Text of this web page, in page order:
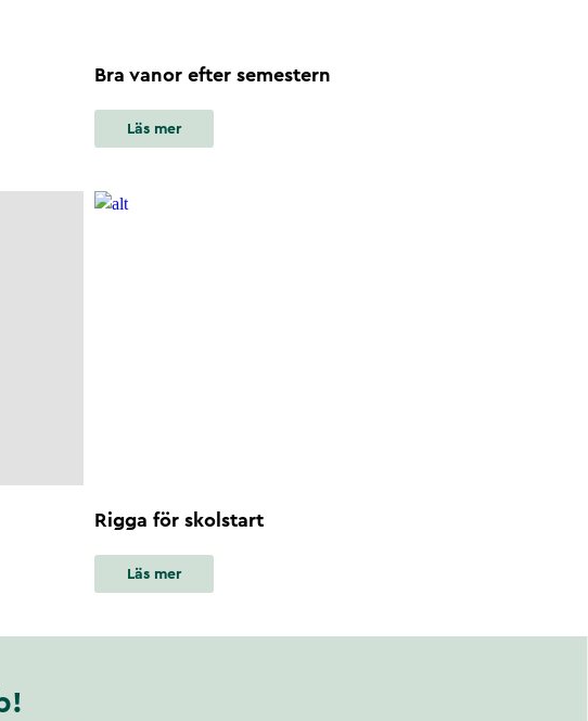
Bra vanor efter semestern
Läs mer
Rigga för skolstart
Läs mer